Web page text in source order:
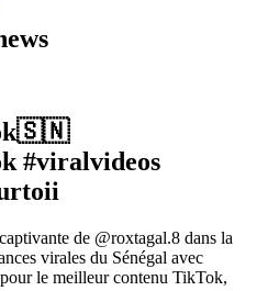
#viralvideos
de @roxtagal.8 dans la
virales du Sénégal avec
le meilleur contenu TikTok,